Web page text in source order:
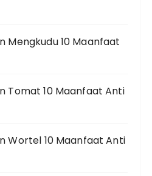
Mengkudu 10 Maanfaat
Tomat 10 Maanfaat Anti
Wortel 10 Maanfaat Anti